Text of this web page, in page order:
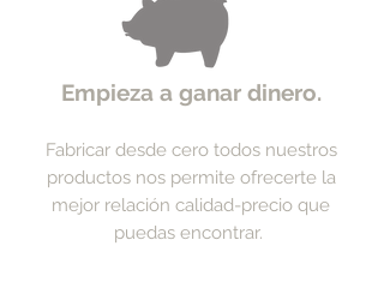
Empieza a ganar dinero.
Fabricar desde cero todos nuestros
productos nos permite ofrecerte la
mejor relación calidad-precio que
puedas encontrar.